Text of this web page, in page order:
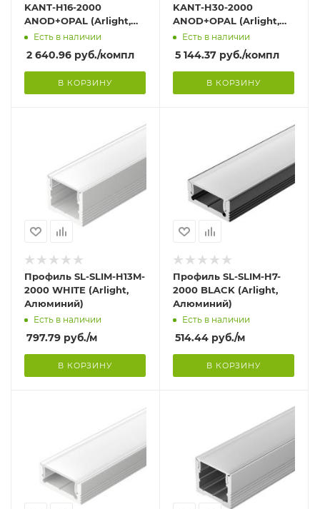
KANT-H16-2000
ANOD+OPAL (Arlight,
Алюминий)
Есть в наличии
2 640.96 руб./компл
В КОРЗИНУ
KANT-H30-2000
ANOD+OPAL (Arlight,
Алюминий)
Есть в наличии
5 144.37 руб./компл
В КОРЗИНУ
Профиль SL-SLIM-H13M-
2000 WHITE (Arlight,
Алюминий)
Есть в наличии
797.79 руб./м
В КОРЗИНУ
Профиль SL-SLIM-H7-
2000 BLACK (Arlight,
Алюминий)
Есть в наличии
514.44 руб./м
В КОРЗИНУ